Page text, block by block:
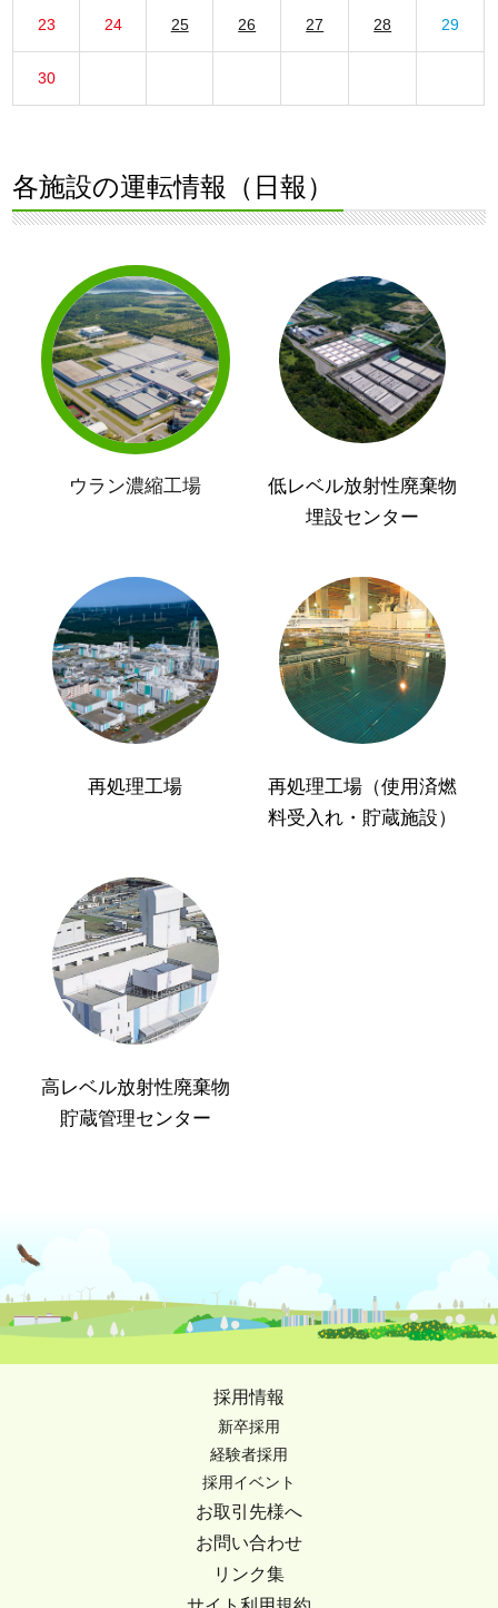
23 24 25 26 27 28 29
30
各施設の運転情報（日報）
ウラン濃縮工場
低レベル放射性廃棄物
埋設センター
再処理工場
再処理工場（使用済燃
料受入れ・貯蔵施設）
高レベル放射性廃棄物
貯蔵管理センター
採用情報
新卒採用
経験者採用
採用イベント
お取引先様へ
お問い合わせ
リンク集